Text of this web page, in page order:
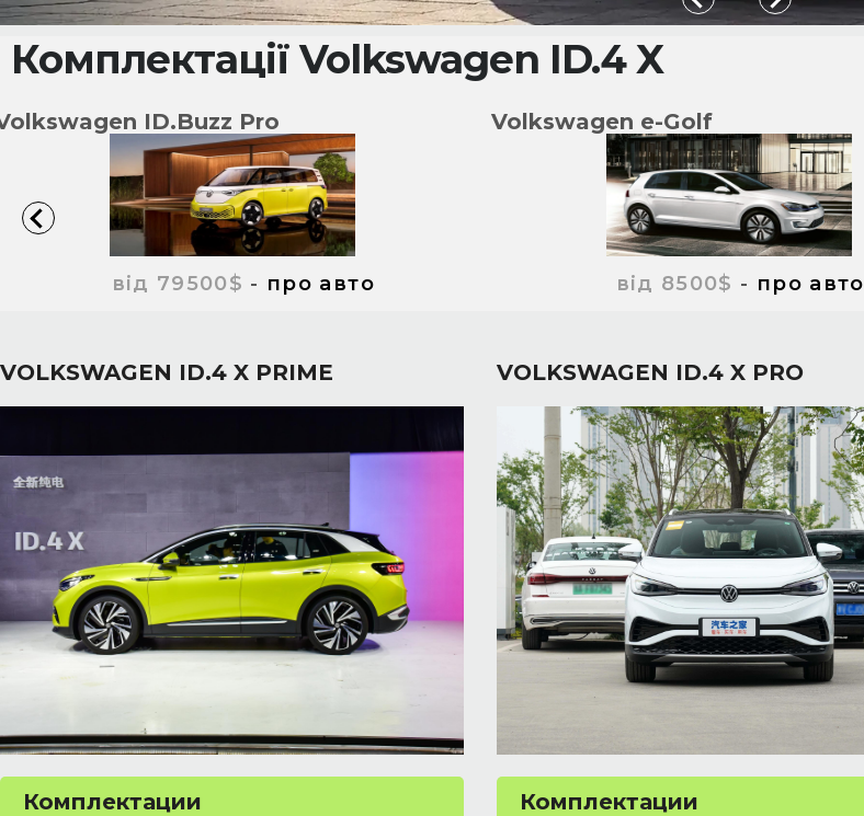
Комплектації Volkswagen ID.4 X
ID.Buzz Pro
від 79500$ - про авто
Volkswagen e-Golf
від 8500$ - про авто
VOLKSWAGEN ID.4 X PRIME
Комплектации
VOLKSWAGEN ID.4 X PRO
Комплектации